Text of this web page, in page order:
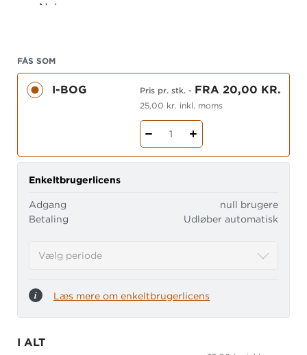
Naturen
Fester
Samværsformer.
har en meget ensartet og
genkendelig struktur, hvor hvert kapitel er bygget
op om et tema, der tilgodeser alle aldersgruppers
Udgivelsen opfylder til fulde de faglige mål
i læreplanen for dansk som andetsprog på
FÅS SOM
I-BOG Pris pr. stk.- FRA 20,00 KR.
25,00 kr. inkl. moms
1
Enkeltbrugerlicens
Adgang
null brugere
Betaling
Udløber automatisk
Vælg periode
Læs mere om enkeltbrugerlicens
I ALT